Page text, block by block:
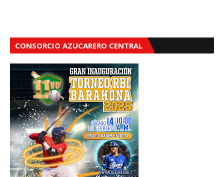
CONSORCIO AZUCARERO CENTRAL